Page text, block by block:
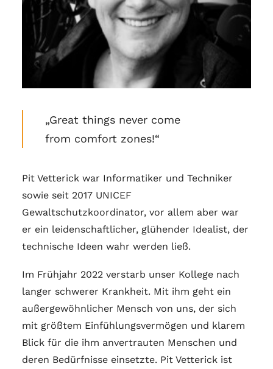
„Great things never come
from comfort zones!“
Pit Vetterick war Informatiker und Techniker
sowie seit 2017 UNICEF
Gewaltschutzkoordinator, vor allem aber war
er ein leidenschaftlicher, glühender Idealist, der
technische Ideen wahr werden ließ.
Im Frühjahr 2022 verstarb unser Kollege nach
langer schwerer Krankheit. Mit ihm geht ein
außergewöhnlicher Mensch von uns, der sich
mit größtem Einfühlungsvermögen und klarem
Blick für die ihm anvertrauten Menschen und
deren Bedürfnisse einsetzte. Pit Vetterick ist